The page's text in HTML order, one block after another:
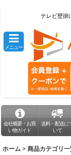
テレビ壁掛
メニュー
会社概要・お買
い物ガイド
送料・配送に
いて
ホーム >商品カテゴリ